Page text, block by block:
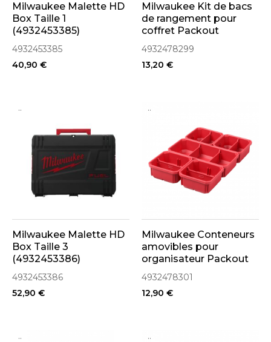
Milwaukee Malette HD
Box Taille 1
(4932453385)
4932453385
40,90 €
Milwaukee Kit de bacs
de rangement pour
coffret Packout
(4931466509 -
4932478299)
4932478299
13,20 €
..
Milwaukee Malette HD
Box Taille 3
(4932453386)
4932453386
52,90 €
..
Milwaukee Conteneurs
amovibles pour
organisateur Packout
Slim (4932478301)
4932478301
12,90 €
.. ..